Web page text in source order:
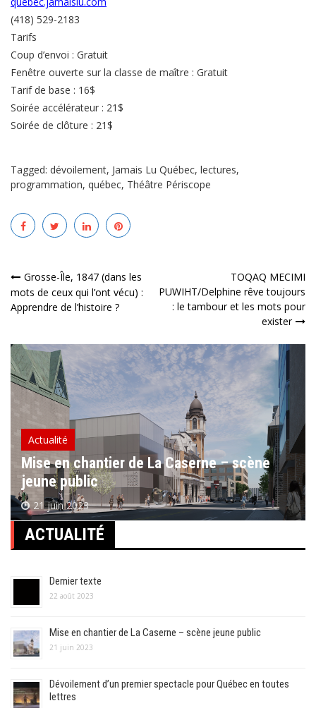
(418) 529-2183
Tarifs
Coup d’envoi : Gratuit
Fenêtre ouverte sur la classe de maître : Gratuit
Tarif de base : 16$
Soirée accélérateur : 21$
Soirée de clôture : 21$
Tagged: dévoilement, Jamais Lu Québec, lectures,
programmation, québec, Théâtre Périscope
Navigation
de
Grosse-Île, 1847 (dans les
mots de ceux qui l’ont vécu) :
Apprendre de l’histoire ?
TOQAQ MECIMI
PUWIHT/Delphine rêve toujours
: le tambour et les mots pour
exister
Actualité
Mise en chantier de La Caserne – scène
jeune public
21 juin 2023
ACTUALITÉ
Dernier texte
22 août 2023
Mise en chantier de La Caserne – scène jeune public
21 juin 2023
Dévoilement d’un premier spectacle pour Québec en toutes
lettres